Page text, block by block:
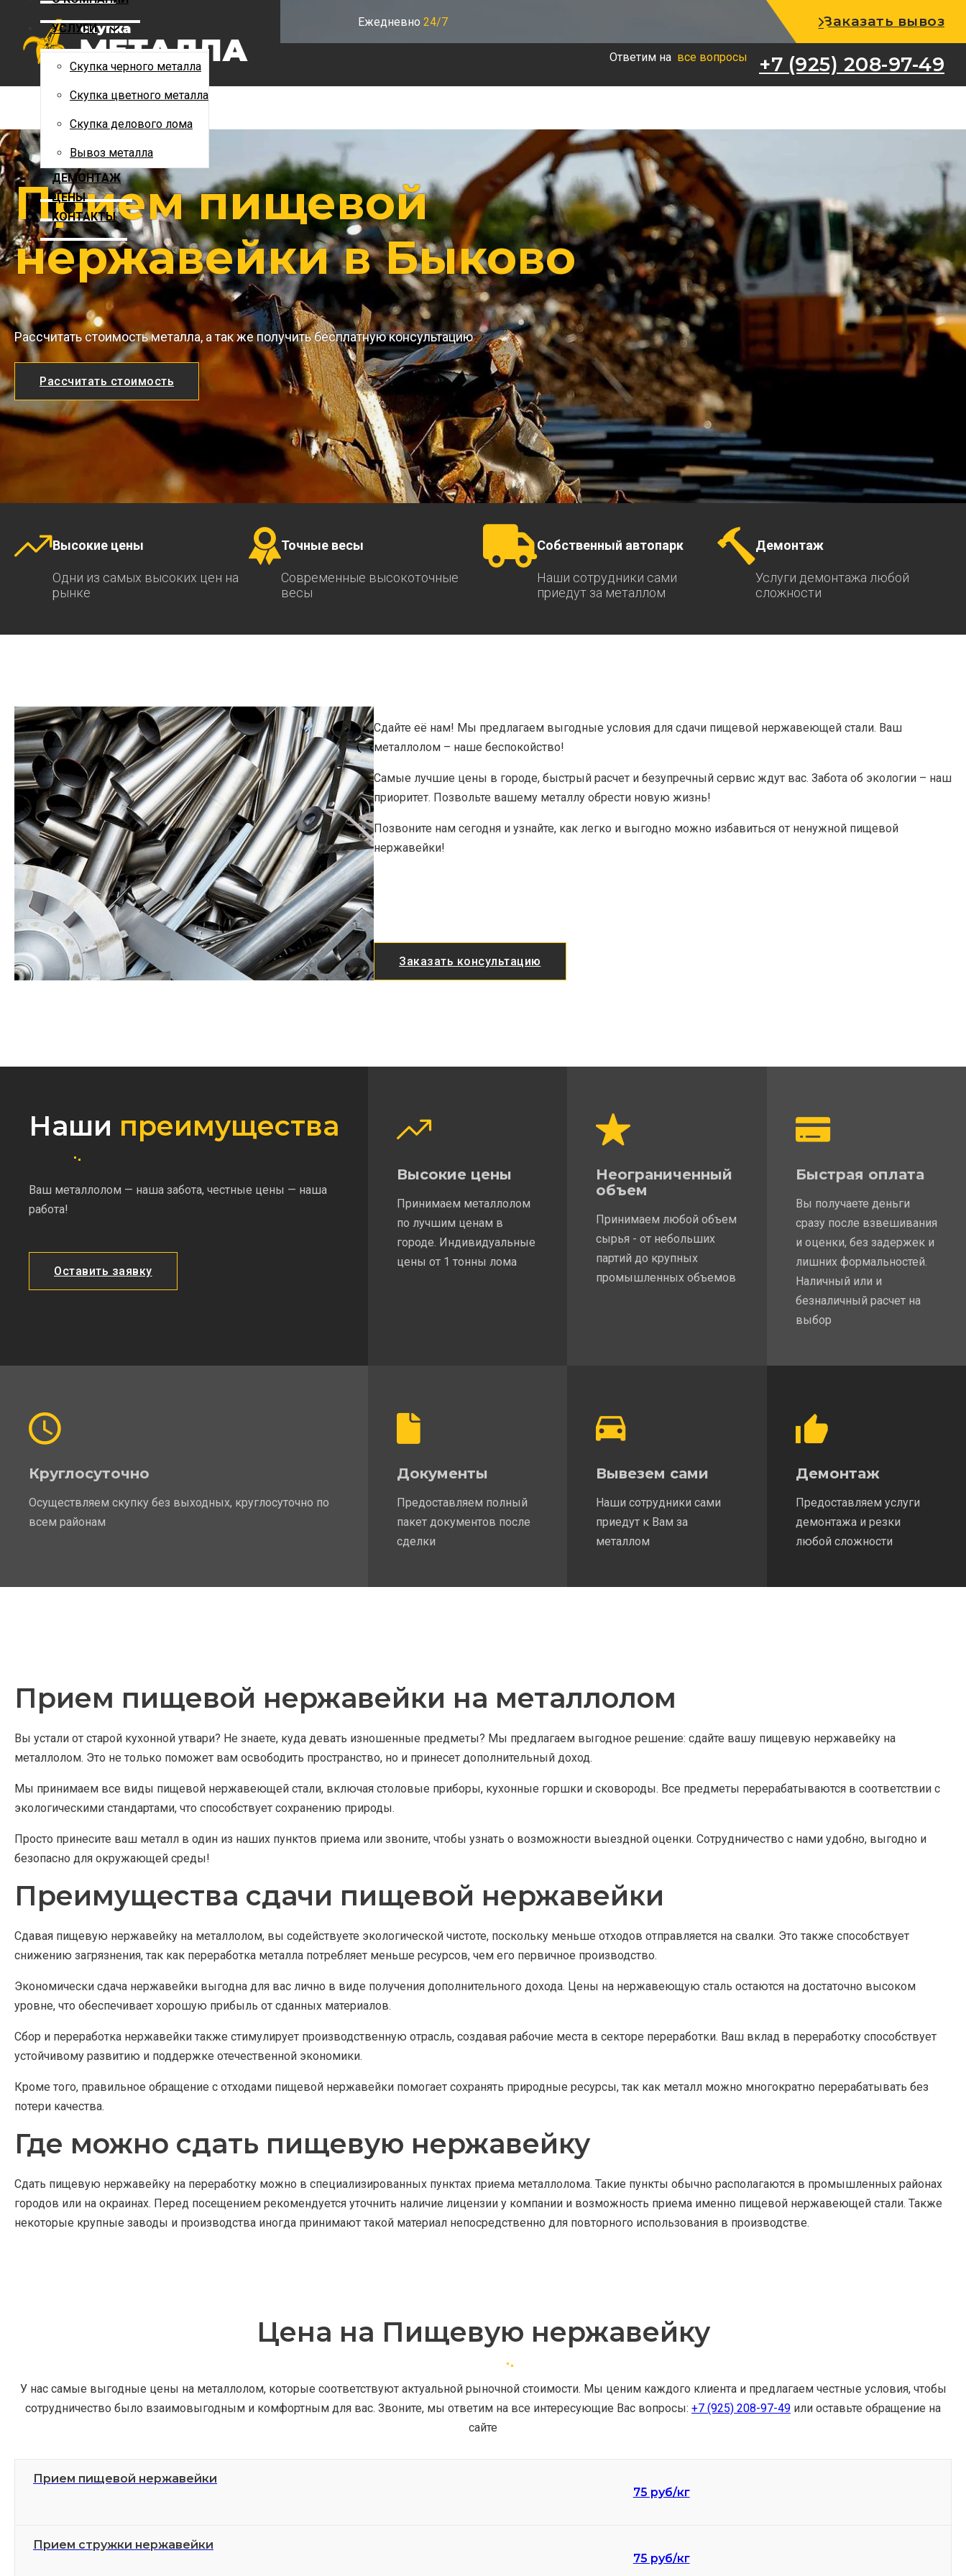
Скупка цветного металла
Скупка делового лома
Вывоз металла
ДЕМОНТАЖ
КОНТАКТЫ
+7 (925) 208-97-49
Ежедневно 24/7 Заказать вывоз
Ответим на все вопросы +7 (925) 208-97-49
УСЛУГИ
Скупка черного металла
Скупка цветного металла
Скупка делового лома
Вывоз металла
ДЕМОНТАЖ
ЦЕНЫ
КОНТАКТЫ
Прием пищевой
нержавейки в Быково
Рассчитать стоимость металла, а так же получить бесплатную консультацию
Рассчитать стоимость
Высокие цены
Одни из самых высоких цен на
рынке
Точные весы
Современные высокоточные
весы
Собственный автопарк
Наши сотрудники сами
приедут за металлом
Демонтаж
Услуги демонтажа любой
сложности
Сдайте её нам! Мы предлагаем выгодные условия для сдачи пищевой нержавеющей стали. Ваш
металлолом – наше беспокойство!
Самые лучшие цены в городе, быстрый расчет и безупречный сервис ждут вас. Забота об экологии – наш
приоритет. Позвольте вашему металлу обрести новую жизнь!
Позвоните нам сегодня и узнайте, как легко и выгодно можно избавиться от ненужной пищевой
нержавейки!
Заказать консультацию
Наши преимущества
Ваш металлолом — наша забота, честные цены — наша
работа!
Оставить заявку
Высокие цены
Принимаем металлолом
по лучшим ценам в
городе. Индивидуальные
цены от 1 тонны лома
Неограниченный
объем
Принимаем любой объем
сырья - от небольших
партий до крупных
промышленных объемов
Быстрая оплата
Вы получаете деньги
сразу после взвешивания
и оценки, без задержек и
лишних формальностей.
Наличный или и
безналичный расчет на
выбор
Круглосуточно
Осуществляем скупку без выходных, круглосуточно по
всем районам
Документы
Предоставляем полный
пакет документов после
сделки
Вывезем сами
Наши сотрудники сами
приедут к Вам за
металлом
Демонтаж
Предоставляем услуги
демонтажа и резки
любой сложности
Прием пищевой нержавейки на металлолом
Вы устали от старой кухонной утвари? Не знаете, куда девать изношенные предметы? Мы предлагаем выгодное решение: сдайте вашу пищевую нержавейку на
металлолом. Это не только поможет вам освободить пространство, но и принесет дополнительный доход.
Мы принимаем все виды пищевой нержавеющей стали, включая столовые приборы, кухонные горшки и сковороды. Все предметы перерабатываются в соответствии с
экологическими стандартами, что способствует сохранению природы.
Просто принесите ваш металл в один из наших пунктов приема или звоните, чтобы узнать о возможности выездной оценки. Сотрудничество с нами удобно, выгодно и
безопасно для окружающей среды!
Преимущества сдачи пищевой нержавейки
Сдавая пищевую нержавейку на металлолом, вы содействуете экологической чистоте, поскольку меньше отходов отправляется на свалки. Это также способствует
снижению загрязнения, так как переработка металла потребляет меньше ресурсов, чем его первичное производство.
Экономически сдача нержавейки выгодна для вас лично в виде получения дополнительного дохода. Цены на нержавеющую сталь остаются на достаточно высоком
уровне, что обеспечивает хорошую прибыль от сданных материалов.
Сбор и переработка нержавейки также стимулирует производственную отрасль, создавая рабочие места в секторе переработки. Ваш вклад в переработку способствует
устойчивому развитию и поддержке отечественной экономики.
Кроме того, правильное обращение с отходами пищевой нержавейки помогает сохранять природные ресурсы, так как металл можно многократно перерабатывать без
потери качества.
Где можно сдать пищевую нержавейку
Сдать пищевую нержавейку на переработку можно в специализированных пунктах приема металлолома. Такие пункты обычно располагаются в промышленных районах
городов или на окраинах. Перед посещением рекомендуется уточнить наличие лицензии у компании и возможность приема именно пищевой нержавеющей стали. Также
некоторые крупные заводы и производства иногда принимают такой материал непосредственно для повторного использования в производстве.
Цена на Пищевую нержавейку
У нас самые выгодные цены на металлолом, которые соответствуют актуальной рыночной стоимости. Мы ценим каждого клиента и предлагаем честные условия, чтобы
сотрудничество было взаимовыгодным и комфортным для вас. Звоните, мы ответим на все интересующие Вас вопросы: +7 (925) 208-97-49 или оставьте обращение на
сайте
Прием пищевой нержавейки
75 руб/кг
Прием стружки нержавейки
75 руб/кг